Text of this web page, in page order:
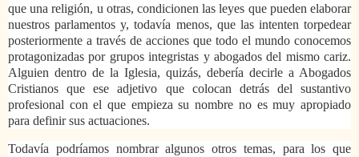
que una religión, u otras, condicionen las leyes que pueden elaborar
nuestros parlamentos y, todavía menos, que las intenten torpedear
posteriormente a través de acciones que todo el mundo conocemos
protagonizadas por grupos integristas y abogados del mismo cariz.
Alguien dentro de la Iglesia, quizás, debería decirle a Abogados
Cristianos que ese adjetivo que colocan detrás del sustantivo
profesional con el que empieza su nombre no es muy apropiado
para definir sus actuaciones.
Todavía podríamos nombrar algunos otros temas, para los que